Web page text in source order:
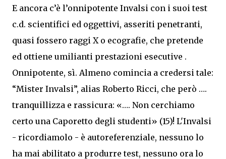
E ancora c’è l’onnipotente Invalsi con i suoi test
c.d. scientifici ed oggettivi, asseriti penetranti,
quasi fossero raggi X o ecografie, che pretende
ed ottiene umilianti prestazioni esecutive .
Onnipotente, sì. Almeno comincia a credersi tale:
“Mister Invalsi”, alias Roberto Ricci, che però ….
tranquillizza e rassicura: «…. Non cerchiamo
certo una Caporetto degli studenti» (15)! L'Invalsi
- ricordiamolo - è autoreferenziale, nessuno lo
ha mai abilitato a produrre test, nessuno ora lo